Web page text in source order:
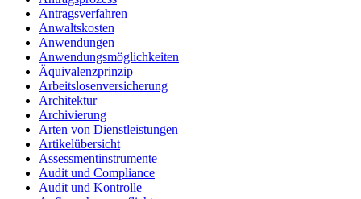
Antragsverfahren
Anwaltskosten
Anwendungen
Anwendungsmöglichkeiten
Äquivalenzprinzip
Arbeitslosenversicherung
Architektur
Archivierung
Arten von Dienstleistungen
Artikelübersicht
Assessmentinstrumente
Audit und Compliance
Audit und Kontrolle